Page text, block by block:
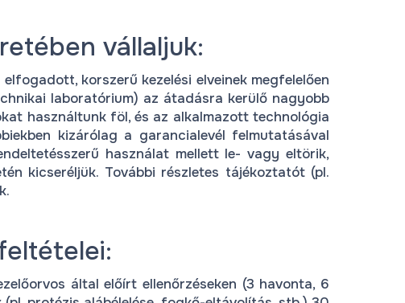
vállaljuk:
korszerű kezelési elveinek megfelelően
laboratórium) az átadásra kerülő nagyobb
használtunk föl, és az alkalmazott technológia
kizárólag a garancialevél felmutatásával
használat mellett le- vagy eltörik,
kicseréljük. További részletes tájékoztatót (pl.
által előírt ellenőrzéseken (3 havonta, 6